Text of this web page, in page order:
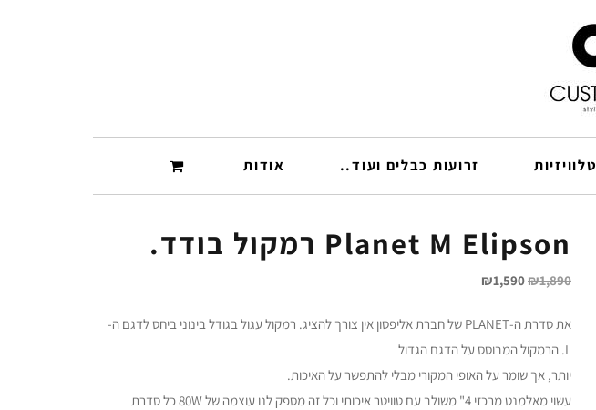
טלוויזיות זרועות כבלים ועוד.. אודות
Planet M Elipson רמקול בודד.
₪1,890
₪1,590
את סדרת ה-PLANET של חברת אליפסון אין צורך להציג. רמקול עגול בגודל בינוני ביחס לדגם ה-
L. הרמקול המבוסס על הדגם הגדול
יותר, אך שומר על האופי המקורי מבלי להתפשר על האיכות.
עשוי מאלמנט מרכזי 4" משולב עם טוויטר איכותי וכל זה מספק לנו עוצמה של 80W כל סדרת